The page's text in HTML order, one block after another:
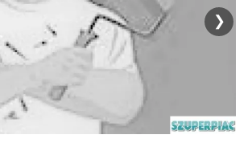
❯